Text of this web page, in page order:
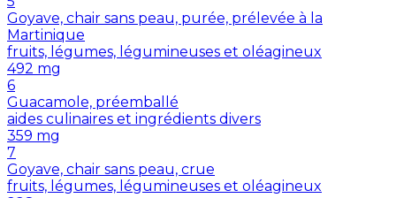
Goyave, chair sans peau, purée, prélevée à la
Martinique
fruits, légumes, légumineuses et oléagineux
492 mg
6
Guacamole, préemballé
aides culinaires et ingrédients divers
359 mg
7
Goyave, chair sans peau, crue
fruits, légumes, légumineuses et oléagineux